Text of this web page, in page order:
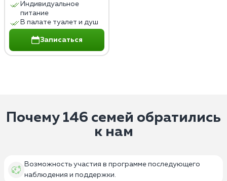
Индивидуальное
питание
В палате туалет и душ
Записаться
Почему 146 семей обратились
к нам
Возможность участия в программе последующего
наблюдения и поддержки.